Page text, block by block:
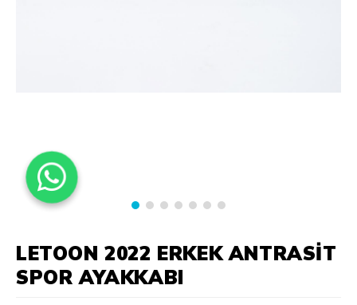
LETOON 2022 ERKEK ANTRASIT
SPOR AYAKKABI